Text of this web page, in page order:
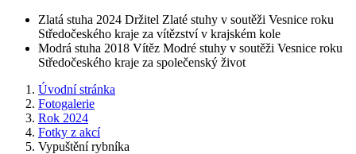
Zlatá stuha 2024 Držitel Zlaté stuhy v soutěži Vesnice roku
Středočeského kraje za vítězství v krajském kole
Modrá stuha 2018 Vítěz Modré stuhy v soutěži Vesnice roku
Středočeského kraje za společenský život
Úvodní stránka
Fotogalerie
Rok 2024
Fotky z akcí
Vypuštění rybníka